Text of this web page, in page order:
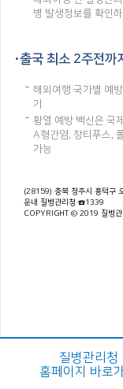
병 발생정보를 확인하
출국 최소 2주전까
해외여행 국가별 예
기
황열 예방 백신은 국
A형간염, 장티푸스,
가능
(28159) 충북 청주시 흥덕구
운내 질병관리청 ☎1339
COPYRIGHT © 2019 질병관
질병관리청
홈페이지 바로가